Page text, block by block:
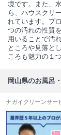
境です。また、
ら、ハウスクリ
れています。プ
つの汚れの性質
用いることで汚
ところや見落と
ころも魅力の１つ
岡山県のお風呂
ナガイクリーンサー